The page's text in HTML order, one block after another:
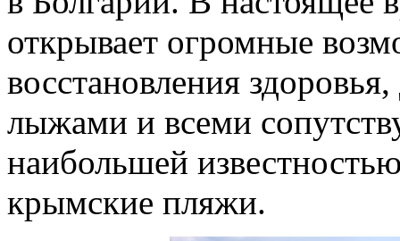
открывает огромные
восстановления
лыжами и всеми
наибольшей
крымские пляжи.